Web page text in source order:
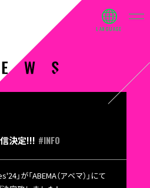
決定!!! #INFO
」が「ABEMA（アベマ）」にて